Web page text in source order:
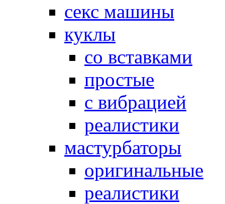
секс машины
куклы
со вставками
простые
с вибрацией
реалистики
мастурбаторы
оригинальные
реалистики